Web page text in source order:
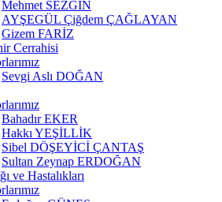
Mehmet SEZGİN
AYŞEGÜL Çiğdem ÇAĞLAYAN
Gizem FARİZ
Cerrahisi
Sevgi Aslı DOĞAN
Bahadır EKER
Hakkı YEŞİLLİK
Sibel DÖŞEYİCİ ÇANTAŞ
Sultan Zeynap ERDOĞAN
ve Hastalıkları